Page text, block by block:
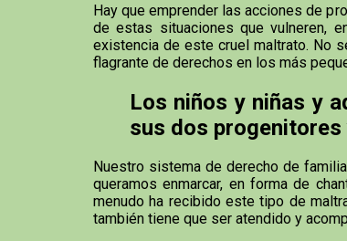
Hay que emprender las acciones de
de estas situaciones que vulneren,
existencia de este cruel maltrato. No
flagrante de derechos en los más
Los niños y niñas y
sus dos
Nuestro sistema de derecho de
queramos enmarcar, en forma de
menudo ha recibido este tipo de
también tiene que ser atendido y